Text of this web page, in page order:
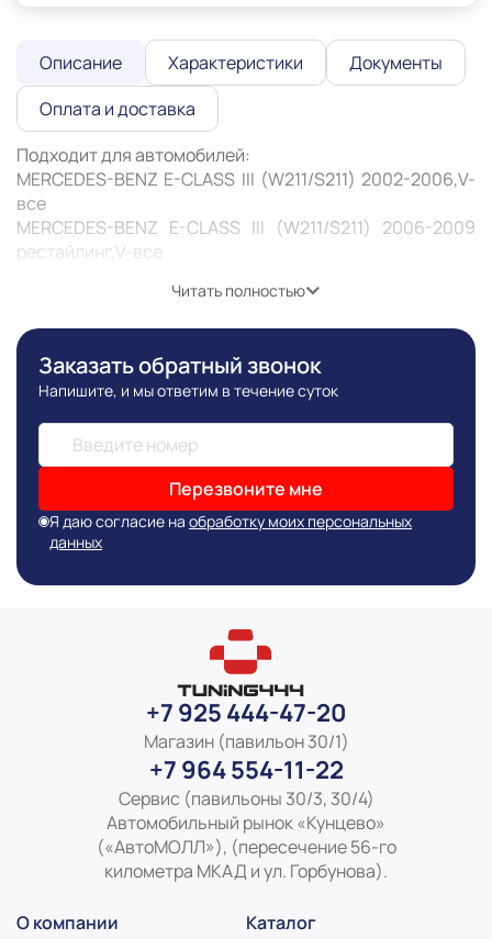
Описание Характеристики
Документы
Оплата и доставка
Подходит для автомобилей:
MERCEDES-BENZ E-CLASS III (W211/S211) 2002-2006,V-
все
MERCEDES-BENZ E-CLASS III (W211/S211) 2006-2009
рестайлинг,V-все
ограждает двигатель от повреждений во время
движения. Особенно она актуальна при езде по
неровным дорогам или с препятствиями: снег, грязь,
камни. Защита может предотвратить деформацию или
пробитие картера, продлить его жизнь и жизнь
Информация о технических характеристиках,
комплекте поставки, стране изготовления, внешнем
виде и цвете товара носит справочный характер и
основывается на последних доступных к моменту
публикации сведениях
Читать полностью
Заказать обратный звонок
Напишите, и мы ответим в течение суток
Перезвоните мне
Я даю согласие на обработку моих персональных
данных
+7 925 444-47-20
Магазин (павильон 30/1)
+7 964 554-11-22
Сервис (павильоны 30/3, 30/4)
Автомобильный рынок «Кунцево»
(«АвтоМОЛЛ»), (пересечение 56-го
километра МКАД и ул. Горбунова).
О компании Каталог